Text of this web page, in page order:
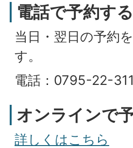
電話で予約する
当日・翌日の予約
す。
電話：0795-22-
オンラインで
詳しくはこちら